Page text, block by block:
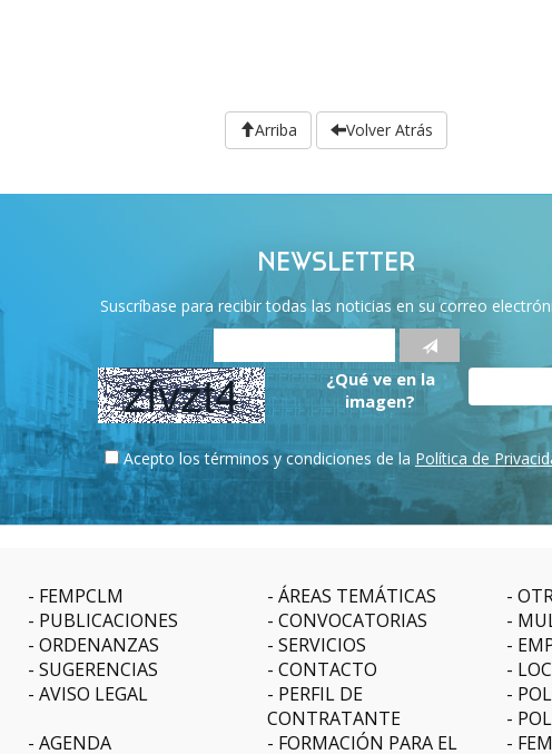
Arriba Volver Atrás
NEWSLETTER
Suscríbase para recibir todas las noticias en su correo
¿Qué ve en la
imagen?
Acepto los términos y condiciones de la Política de
FEMPCLM ÁREAS TEMÁTICAS
PUBLICACIONES
CONVOCATORIAS
ORDENANZAS
SERVICIOS
SUGERENCIAS
CONTACTO
AVISO LEGAL
PERFIL DE
CONTRATANTE
AGENDA
FORMACIÓN PARA EL